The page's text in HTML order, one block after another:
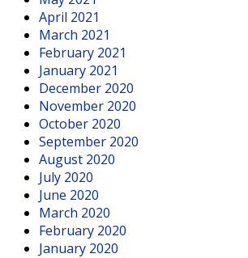
April 2021
March 2021
February 2021
January 2021
December 2020
November 2020
October 2020
September 2020
August 2020
July 2020
June 2020
March 2020
February 2020
January 2020